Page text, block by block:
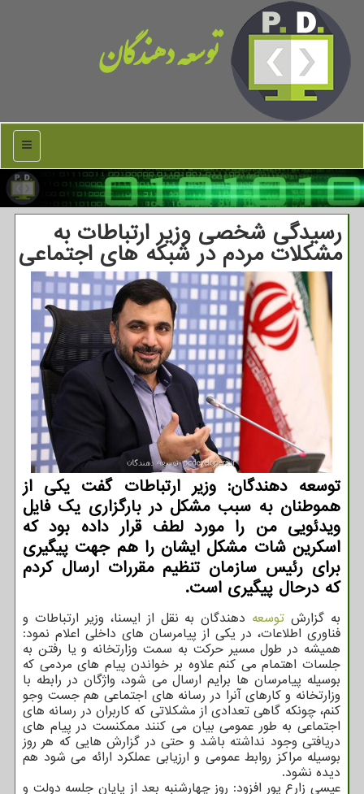
توسعه دهندگان
منو
رسیدگی شخصی وزیر ارتباطات به
مشکلات مردم در شبکه های اجتماعی
توسعه دهندگان: وزیر ارتباطات گفت یکی از
هموطنان به سبب مشکل در بارگزاری یک فایل
ویدئویی من را مورد لطف قرار داده بود که
اسکرین شات مشکل ایشان را هم جهت پیگیری
برای رئیس سازمان تنظیم مقررات ارسال کردم
که درحال پیگیری است.
به گزارش توسعه دهندگان به نقل از ایسنا، وزیر ارتباطات و
فناوری اطلاعات، در یکی از پیامرسان های داخلی اعلام نمود:
همیشه در طول مسیر حرکت به سمت وزارتخانه و یا رفتن به
جلسات اهتمام می کنم علاوه بر خواندن پیام های مردمی که
بوسیله پیامرسان ها برایم ارسال می شود، واژگان در رابطه با
وزارتخانه و کارهای آنرا در رسانه های اجتماعی هم جست وجو
کنم، چونکه گاهی تعدادی از مشکلاتی که کاربران در رسانه های
اجتماعی به طور عمومی بیان می کنند ممکنست در پیام های
دریافتی وجود نداشته باشد و حتی در گزارش هایی که هر روز
بوسیله مراکز روابط عمومی و ارزیابی عملکرد ارائه می شود هم
دیده نشود.
عیسی زارع پور افزود: روز چهارشنبه بعد از پایان جلسه دولت و